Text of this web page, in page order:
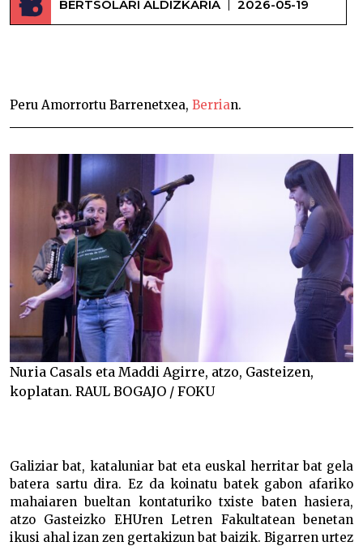
BERTSOLARI ALDIZKARIA 2026-05-19
Peru Amorrortu Barrenetxea, Berrian.
Nuria Casals eta Maddi Agirre, atzo, Gasteizen,
koplatan. RAUL BOGAJO / FOKU
Galiziar bat, kataluniar bat eta euskal herritar bat gela
batera sartu dira. Ez da koinatu batek gabon afariko
mahaiaren bueltan kontaturiko txiste baten hasiera,
atzo Gasteizko EHUren Letren Fakultatean benetan
ikusi ahal izan zen gertakizun bat baizik. Bigarren urtez